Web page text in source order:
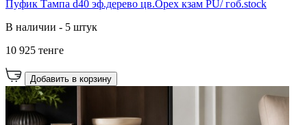
Пуфик Тампа d40 эф.дерево цв.Орех кзам PU/ гоб.stock
В наличии - 5 штук
10 925 тенге
Добавить в корзину